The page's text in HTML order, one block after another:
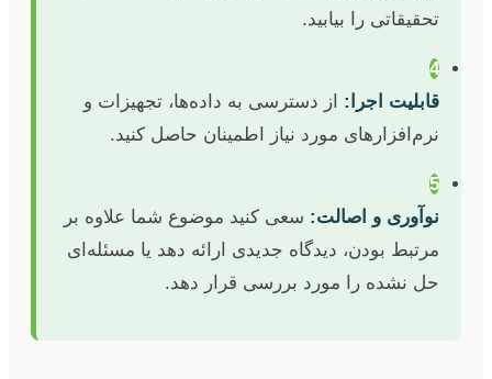
تحقیقاتی را بیابید.
4
قابلیت اجرا: از دسترسی به داده‌ها، تجهیزات و
نرم‌افزارهای مورد نیاز اطمینان حاصل کنید.
5
نوآوری و اصالت: سعی کنید موضوع شما علاوه بر
مرتبط بودن، دیدگاه جدیدی ارائه دهد یا مسئله‌ای
حل نشده را مورد بررسی قرار دهد.